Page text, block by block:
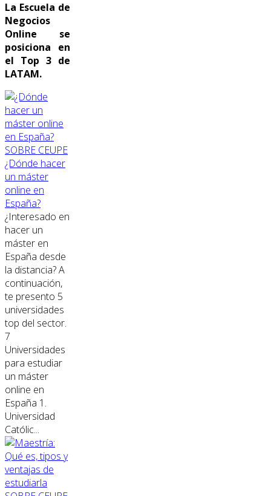
La Escuela de
Negocios
Online se
posiciona en
el Top 3 de
LATAM.
SOBRE CEUPE
¿Dónde hacer
un máster
online en
España?
¿Interesado en
hacer un
máster en
España desde
la distancia? A
continuación,
te presento 5
universidades
top del sector.
7
Universidades
para estudiar
un máster
online en
España 1.
Universidad
Católic...